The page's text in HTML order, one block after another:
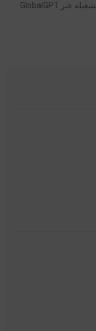
Dreamina وBytePlus ونوضح طريقة بسيطة لتشغيله عبر GlobalGPT